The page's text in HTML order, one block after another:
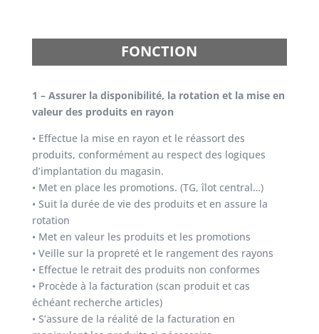
FONCTION
1 – Assurer la disponibilité, la rotation et la mise en
valeur des produits en rayon
• Effectue la mise en rayon et le réassort des
produits, conformément au respect des logiques
d’implantation du magasin.
• Met en place les promotions. (TG, îlot central…)
• Suit la durée de vie des produits et en assure la
rotation
• Met en valeur les produits et les promotions
• Veille sur la propreté et le rangement des rayons
• Effectue le retrait des produits non conformes
• Procède à la facturation (scan produit et cas
échéant recherche articles)
• S’assure de la réalité de la facturation en